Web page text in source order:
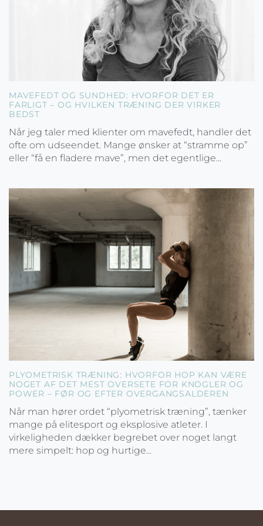
MAVEFEDT OG SUNDHED: HVORFOR DET ER
FARLIGT – OG HVILKEN TRÆNING DER VIRKER
BEDST
Når jeg taler med klienter om mavefedt, handler det
ofte om udseendet. Mange ønsker at “stramme op”
eller “få en fladere mave”, men det egentlige...
PLYOMETRISK TRÆNING: HVORFOR HOP KAN VÆRE
NOGET AF DET MEST OVERSETE FOR KNOGLER OG
POWER – FØR OG EFTER OVERGANGSALDEREN
Når man hører ordet “plyometrisk træning”, tænker
mange på elitesport og eksplosive atleter. I
virkeligheden dækker begrebet over noget langt
mere simpelt: hop og hurtige...